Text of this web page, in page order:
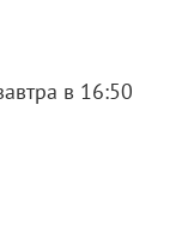
в 16:50